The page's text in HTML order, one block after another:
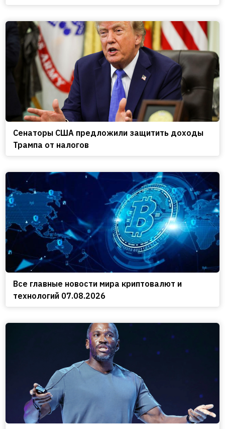
Сенаторы США предложили защитить доходы
Трампа от налогов
Все главные новости мира криптовалют и
технологий 07.08.2026